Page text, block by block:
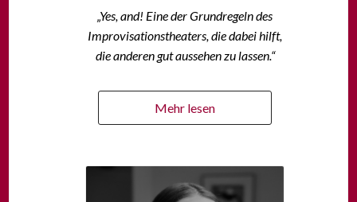
„Yes, and! Eine der Grundregeln des
Improvisationstheaters, die dabei hilft,
die anderen gut aussehen zu lassen.“
Mehr lesen